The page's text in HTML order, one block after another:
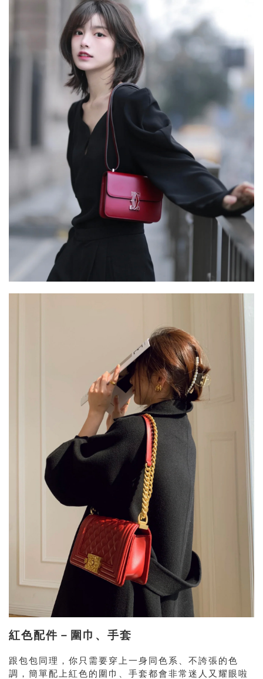
紅色配件－圍巾、手套
跟包包同理，你只需要穿上一身同色系、不誇張的色
調，簡單配上紅色的圍巾、手套都會非常迷人又耀眼啦